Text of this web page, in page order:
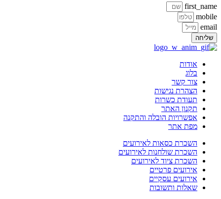
first_name
mobile
email
שליחה
אודות
בלוג
צור קשר
הצהרת נגישות
תעודת כשרות
תקנון האתר
אפשרויות הובלה והתקנה
מפת אתר
השכרת כסאות לאירועים
השכרת שולחנות לאירועים
השכרת ציוד לאירועים
אירועים פרטיים
אירועים עסקיים
שאלות ותשובות